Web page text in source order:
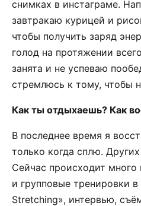
снимках в инстаграме.
завтракаю курицей и
чтобы получить заряд
голод на протяжении
занята и не успеваю
стремлюсь к тому, чтобы
Как ты отдыхаешь? Как
В последнее время я
только когда сплю.
Сейчас происходит много
и групповые тренировки в
Stretching», интервью,